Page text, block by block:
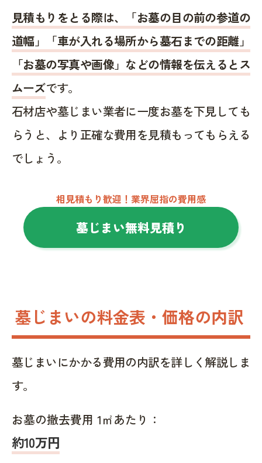
見積もりをとる際は、「お墓の目の前の参道の
道幅」「車が入れる場所から墓石までの距離」
「お墓の写真や画像」などの情報を伝えるとス
ムーズです。
石材店や墓じまい業者に一度お墓を下見しても
らうと、より正確な費用を見積もってもらえる
でしょう。
相見積もり歓迎！業界屈指の費用感
墓じまい無料見積り
墓じまいの料金表・価格の内訳
墓じまいにかかる費用の内訳を詳しく解説しま
す。
お墓の撤去費用 1㎡あたり：
約10万円